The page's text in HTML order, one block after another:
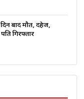
बाद मौत, दहेज,
गिरफ्तार